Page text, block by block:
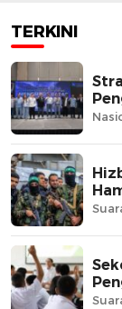
TERKINI